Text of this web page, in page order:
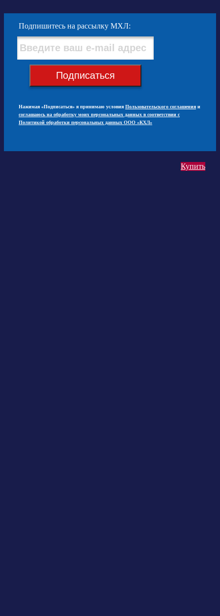
Купить
Подпишитесь на рассылку МХЛ:
Подписаться
Нажимая «Подписаться» я принимаю условия Пользовательского соглашения и
соглашаюсь на обработку моих персональных данных в соответствии с
Политикой обработки персональных данных ООО «КХЛ»